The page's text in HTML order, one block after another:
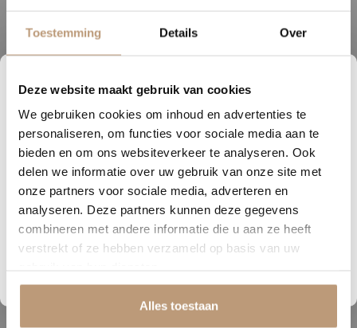
5
DAGEN
12
UREN
41
MINUTEN
06
SECONDEN
Nu tijdelijk 10% korting op
jouw vloer
Vraag snel een offerte aan en bespaar direct.
Bekijk plak PVC vloeren
Toestemming Details Over
Deze website maakt gebruik van cookies
We gebruiken cookies om inhoud en advertenties te
personaliseren, om functies voor sociale media aan te
bieden en om ons websiteverkeer te analyseren. Ook
delen we informatie over uw gebruik van onze site met
onze partners voor sociale media, adverteren en
analyseren. Deze partners kunnen deze gegevens
combineren met andere informatie die u aan ze heeft
verstrekt of ze hebben verzameld op basis van uw
Alles toestaan
★★★★★
Snelle levering, mooie vloer en goed advies!
Bekijk alle reviews op Google →
Beschrijving
De Castell Supreme is een luxe pvc vloer die verkrijgbaar is in zowel
rechte plank als visgraat. De vloer heeft een slijtvaste toplaag van
0.55 mm en is geschikt voor vloerverwarming. Dankzij het grote